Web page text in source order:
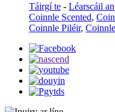
Táirgí te - Léarscáil
Coinnle Scented,
Coinnle Piléir,